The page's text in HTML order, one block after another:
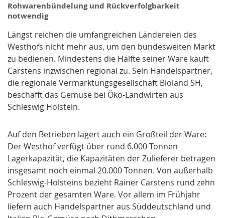
Rohwarenbündelung und Rückverfolgbarkeit
notwendig
Längst reichen die umfangreichen Ländereien des
Westhofs nicht mehr aus, um den bundesweiten Markt
zu bedienen. Mindestens die Hälfte seiner Ware kauft
Carstens inzwischen regional zu. Sein Handelspartner,
die regionale Vermarktungsgesellschaft Bioland SH,
beschafft das Gemüse bei Öko-Landwirten aus
Schleswig Holstein.
Auf den Betrieben lagert auch ein Großteil der Ware:
Der Westhof verfügt über rund 6.000 Tonnen
Lagerkapazität, die Kapazitäten der Zulieferer betragen
insgesamt noch einmal 20.000 Tonnen. Von außerhalb
Schleswig-Holsteins bezieht Rainer Carstens rund zehn
Prozent der gesamten Ware. Vor allem im Frühjahr
liefern auch Handelspartner aus Süddeutschland und